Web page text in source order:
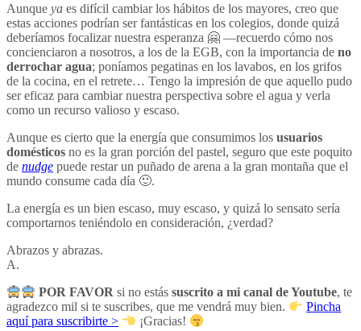
Aunque ya es difícil cambiar los hábitos de los mayores, creo que
estas acciones podrían ser fantásticas en los colegios, donde quizá
deberíamos focalizar nuestra esperanza 🤗 —recuerdo cómo nos
concienciaron a nosotros, a los de la EGB, con la importancia de no
derrochar agua; poníamos pegatinas en los lavabos, en los grifos
de la cocina, en el retrete… Tengo la impresión de que aquello pudo
ser eficaz para cambiar nuestra perspectiva sobre el agua y verla
como un recurso valioso y escaso.
Aunque es cierto que la energía que consumimos los usuarios
domésticos no es la gran porción del pastel, seguro que este poquito
de nudge puede restar un puñado de arena a la gran montaña que el
mundo consume cada día 🙂.
La energía es un bien escaso, muy escaso, y quizá lo sensato sería
comportarnos teniéndolo en consideración, ¿verdad?
Abrazos y abrazas.
A.
POR FAVOR si no estássuscrito a mi canal de Youtube, te
agradezco mil si te suscribes, que me vendrá muy bien.
Pincha
aquí para suscribirte >
¡Gracias!